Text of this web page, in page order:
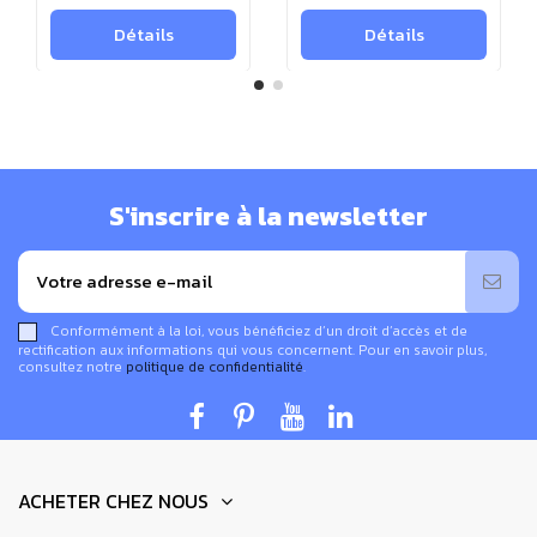
Guide des tailles :
Détails Détails
S'inscrire à la newsletter
Conformément à la loi, vous bénéficiez d’un droit d’accès et de
rectification aux informations qui vous concernent. Pour en savoir plus,
consultez notre politique de confidentialité.
ACHETER CHEZ NOUS